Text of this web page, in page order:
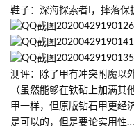
鞋子：深海探索者I，摔落保
测评：除了甲有冲突附魔以
（虽然能够在铁砧上加满其
甲一样，但原版钻石甲更经
是可以的，但是要论实用性